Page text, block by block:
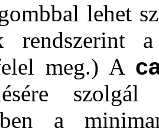
lehet
rendszerint
meg.) A
a